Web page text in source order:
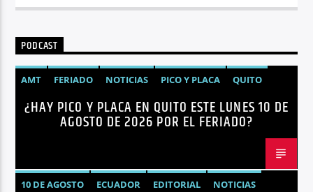
PODCAST
AMT FERIADO NOTICIAS PICO Y PLACA QUITO
¿HAY PICO Y PLACA EN QUITO ESTE LUNES 10 DE
AGOSTO DE 2026 POR EL FERIADO?
10 DE AGOSTO ECUADOR EDITORIAL NOTICIAS